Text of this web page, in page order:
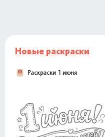
Новые раскраски
Раскраски 1 июня